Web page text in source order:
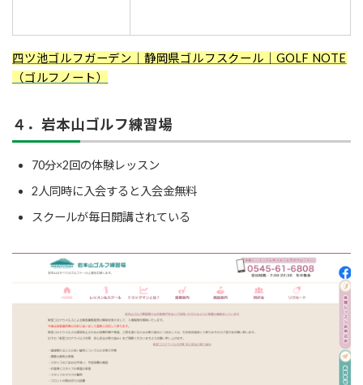
四ツ池ゴルフガーデン｜静岡県ゴルフスクール｜GOLF NOTE
（ゴルフノート）
４．岩本山ゴルフ練習場
70分×2回の体験レッスン
2人同時に入会すると入会金無料
スクールが毎日開講されている